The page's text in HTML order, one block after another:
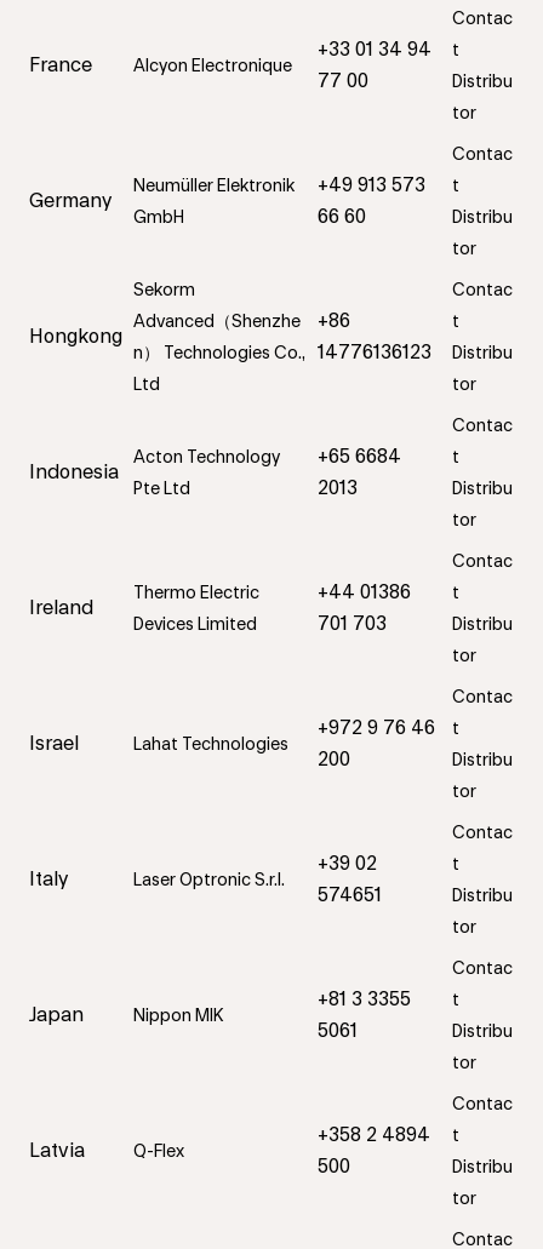
France Alcyon Electronique
+33 01 34 94
77 00
Contac
t
Distribu
tor
Germany
Neumüller Elektronik
GmbH
+49 913 573
66 60
Contac
t
Distribu
tor
Hongkong
Sekorm
Advanced（Shenzhe
n） Technologies Co.,
Ltd
+86
14776136123
Contac
t
Distribu
tor
Indonesia
Acton Technology
Pte Ltd
+65 6684
2013
Contac
t
Distribu
tor
Ireland
Thermo Electric
Devices Limited
+44 01386
701 703
Contac
t
Distribu
tor
Israel Lahat Technologies
+972 9 76 46
200
Contac
t
Distribu
tor
Italy Laser Optronic S.r.l.
+39 02
574651
Contac
t
Distribu
tor
Japan Nippon MIK
+81 3 3355
5061
Contac
t
Distribu
tor
Latvia Q-Flex
+358 2 4894
500
Contac
t
Distribu
tor
Contac